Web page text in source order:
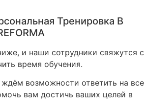
Тренировка В
и наши сотрудники свяжутся с
время обучения.
возможности ответить на все
вам достичь ваших целей в